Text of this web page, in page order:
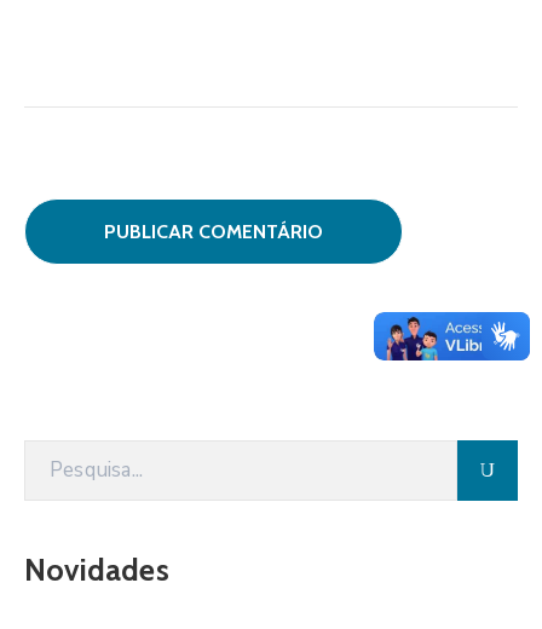
Novidades